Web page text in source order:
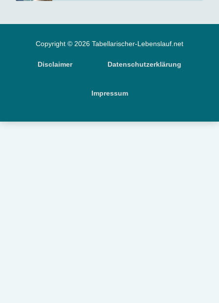
Copyright © 2026 Tabellarischer-Lebenslauf.net
Disclaimer Datenschutzerklärung
Impressum